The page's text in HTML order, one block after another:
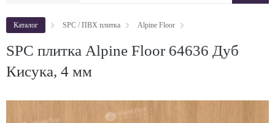
Каталог SPC / ПВХ плитка Alpine Floor
SPC плитка Alpine Floor 64636 Дуб
Кисука, 4 мм